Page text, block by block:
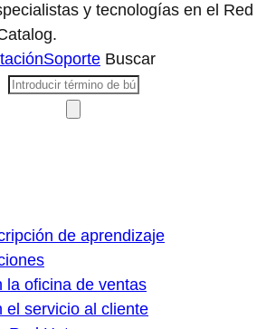
y tecnologías en el Red
Soporte Buscar
de aprendizaje
la oficina de ventas
el servicio al cliente